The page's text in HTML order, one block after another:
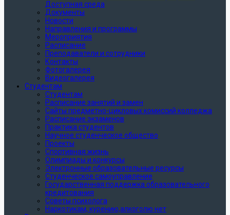
Доступная среда
Документы
Новости
Направления и программы
Мероприятия
Расписание
Преподаватели и сотрудники
Контакты
Фотогалерея
Видеогалерея
Студентам
Студентам
Расписание занятий и замен
Сайты предметно-цикловых комиссий колледжа
Расписание экзаменов
Практика студентов
Научное студенческое общество
Проекты
Спортивная жизнь
Олимпиады и конкурсы
Электронные образовательные ресурсы
Студенческое самоуправление
Государственная поддержка образовательного
кредитования
Советы психолога
Наркотикам, курению,алкоголю нет